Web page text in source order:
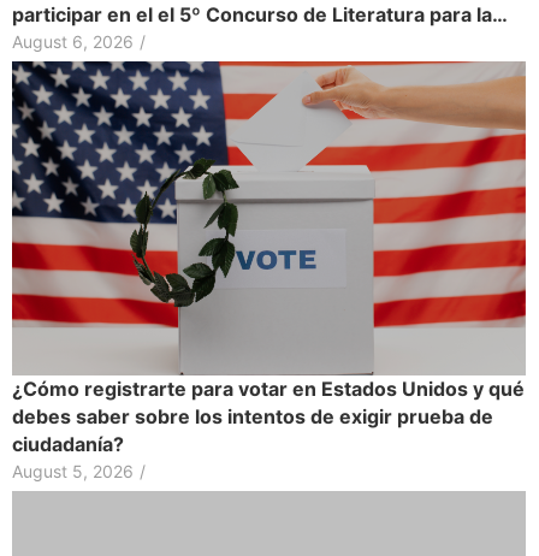
participar en el el 5º Concurso de Literatura para la…
August 6, 2026 /
¿Cómo registrarte para votar en Estados Unidos y qué
debes saber sobre los intentos de exigir prueba de
ciudadanía?
August 5, 2026 /